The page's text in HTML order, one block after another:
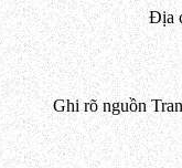
Địa
Ghi rõ nguồn